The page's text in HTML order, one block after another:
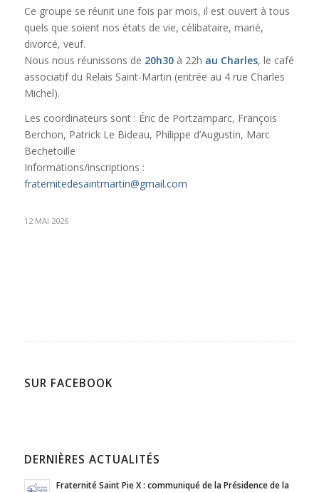
Ce groupe se réunit une fois par mois, il est ouvert à tous
quels que soient nos états de vie, célibataire, marié,
divorcé, veuf.
Nous nous réunissons de 20h30à 22h au Charles, le café
associatif du Relais Saint-Martin (entrée au 4 rue Charles
Michel).
Les coordinateurs sont : Éric de Portzamparc, François
Berchon, Patrick Le Bideau, Philippe d’Augustin, Marc
Bechetoille
Informations/inscriptions :
fraternitedesaintmartin@gmail.com
12 MAI 2026
SUR FACEBOOK
DERNIÈRES ACTUALITÉS
Fraternité Saint Pie X : communiqué de la Présidence de la